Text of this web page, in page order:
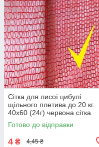
Сітка для лисої цибулі
щільного плетива до 20 кг.
40х60 (24г) червона сітка
овочева подвійна
Готово до відправки
4 ₴ 4,45 ₴